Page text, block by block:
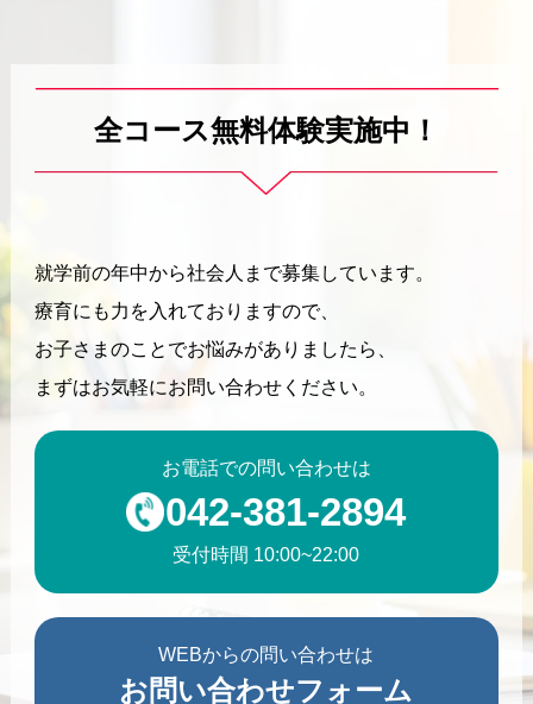
全コース無料体験実施中！
就学前の年中から社会人まで募集しています。
療育にも力を入れておりますので、
お子さまのことでお悩みがありましたら、
まずはお気軽にお問い合わせください。
お電話での問い合わせは
042-381-2894
受付時間 10:00~22:00
WEBからの問い合わせは
お問い合わせフォーム